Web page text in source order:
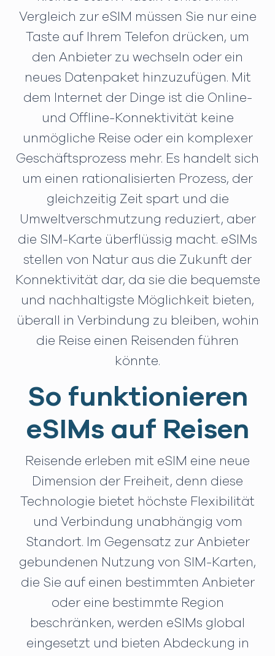
Vergleich zur eSIM müssen Sie nur eine
Taste auf Ihrem Telefon drücken, um
den Anbieter zu wechseln oder ein
neues Datenpaket hinzuzufügen. Mit
dem Internet der Dinge ist die Online-
und Offline-Konnektivität keine
unmögliche Reise oder ein komplexer
Geschäftsprozess mehr. Es handelt sich
um einen rationalisierten Prozess, der
gleichzeitig Zeit spart und die
Umweltverschmutzung reduziert, aber
die SIM-Karte überflüssig macht. eSIMs
stellen von Natur aus die Zukunft der
Konnektivität dar, da sie die bequemste
und nachhaltigste Möglichkeit bieten,
überall in Verbindung zu bleiben, wohin
die Reise einen Reisenden führen
könnte.
So funktionieren
eSIMs auf Reisen
Reisende erleben mit eSIM eine neue
Dimension der Freiheit, denn diese
Technologie bietet höchste Flexibilität
und Verbindung unabhängig vom
Standort. Im Gegensatz zur Anbieter
gebundenen Nutzung von SIM-Karten,
die Sie auf einen bestimmten Anbieter
oder eine bestimmte Region
beschränken, werden eSIMs global
eingesetzt und bieten Abdeckung in